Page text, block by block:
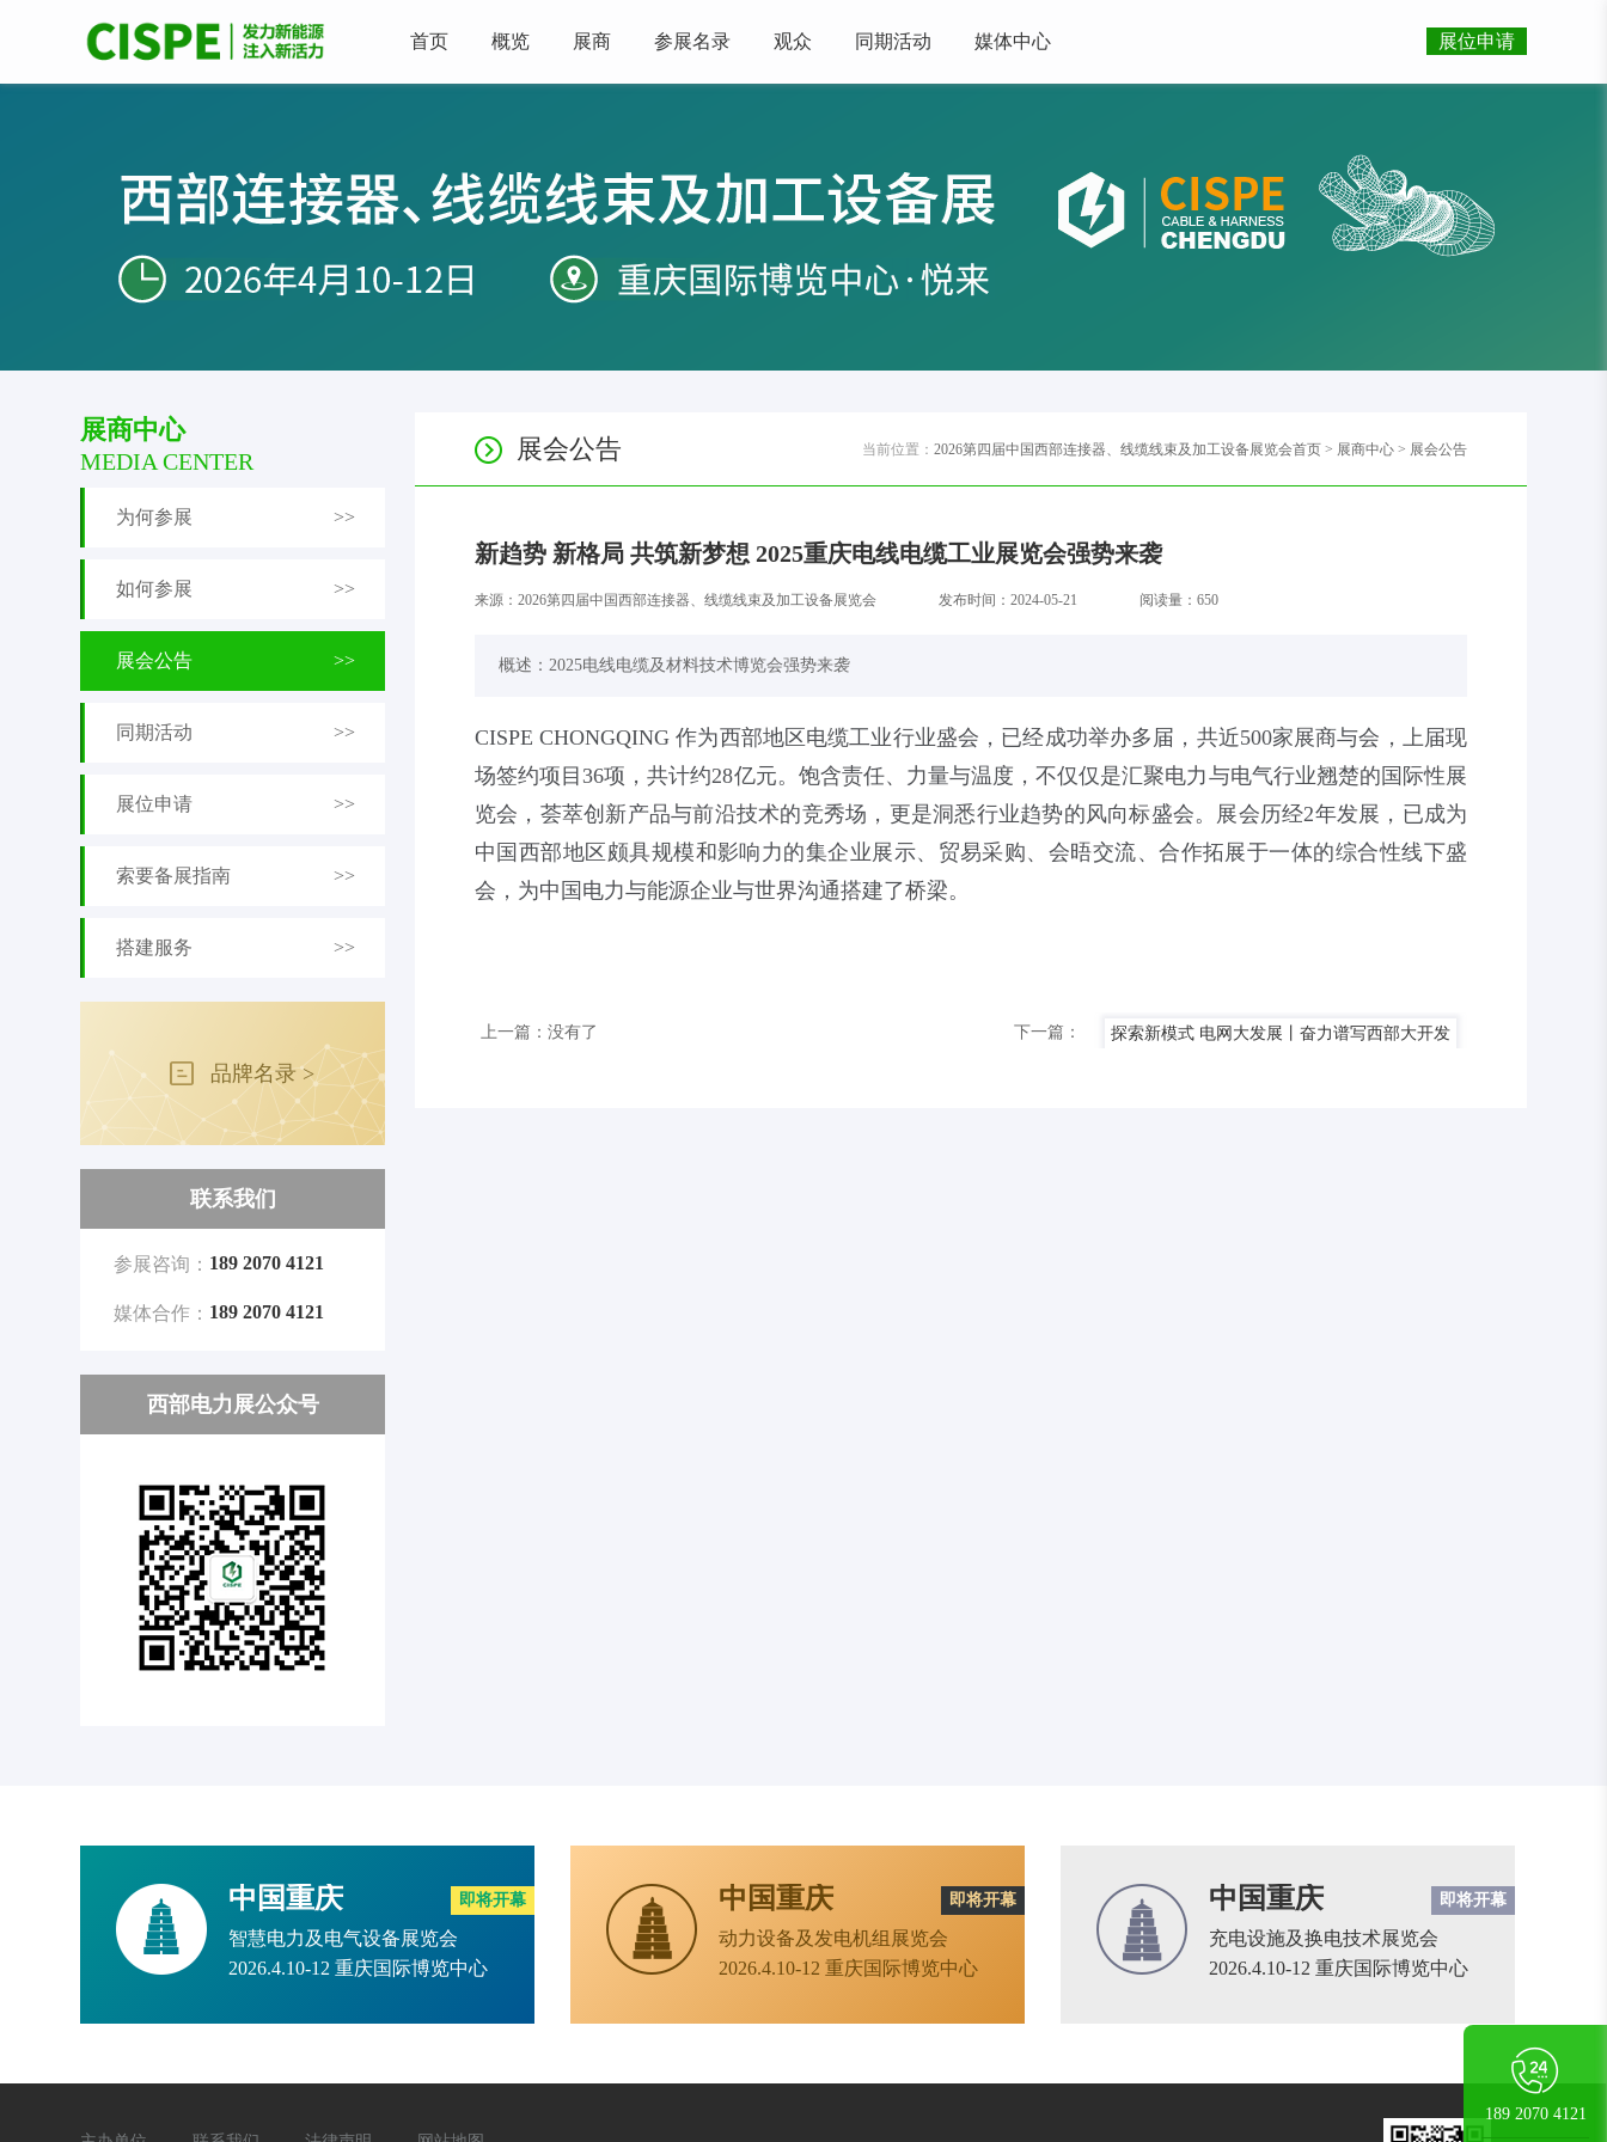
首页 概览 展商 参展名录 观众 同期活动 媒体中心 展位申请
展商中心
MEDIA CENTER
为何参展 >>
如何参展 >>
展会公告 >>
同期活动 >>
展位申请 >>
索要备展指南 >>
搭建服务 >>
品牌名录 >
联系我们
参展咨询： 189 2070 4121
媒体合作： 189 2070 4121
西部电力展公众号
展会公告 当前位置： 2026第四届中国西部连接器、线缆线束及加工设备展览会首页 > 展商中心 > 展会公告
新趋势 新格局 共筑新梦想 2025重庆电线电缆工业展览会强势来袭
来源： 2026第四届中国西部连接器、线缆线束及加工设备展览会 发布时间：2024-05-21 阅读量： 650
概述：2025电线电缆及材料技术博览会强势来袭
CISPE CHONGQING 作为西部地区电缆工业行业盛会，已经成功举办多届，共近500家展商与会，上届现
场签约项目36项，共计约28亿元。饱含责任、力量与温度，不仅仅是汇聚电力与电气行业翘楚的国际性展
览会，荟萃创新产品与前沿技术的竞秀场，更是洞悉行业趋势的风向标盛会。展会历经2年发展，已成为
中国西部地区颇具规模和影响力的集企业展示、贸易采购、会晤交流、合作拓展于一体的综合性线下盛
会，为中国电力与能源企业与世界沟通搭建了桥梁。
上一篇：没有了 下一篇： 探索新模式 电网大发展丨奋力谱写西部大开发
中国重庆
智慧电力及电气设备展览会
2026.4.10-12 重庆国际博览中心
即将开幕 中国重庆
动力设备及发电机组展览会
2026.4.10-12 重庆国际博览中心
即将开幕 中国重庆
充电设施及换电技术展览会
2026.4.10-12 重庆国际博览中心
即将开幕
189 2070 4121